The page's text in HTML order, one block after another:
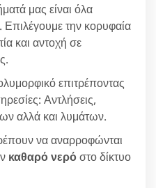
μας είναι όλα
. Επιλέγουμε την κορυφαία
και αντοχή σε
επιτρέποντας
Αντλήσεις,
αλλά και λυμάτων.
να αναρροφώνται
καθαρό νερόστο δίκτυο